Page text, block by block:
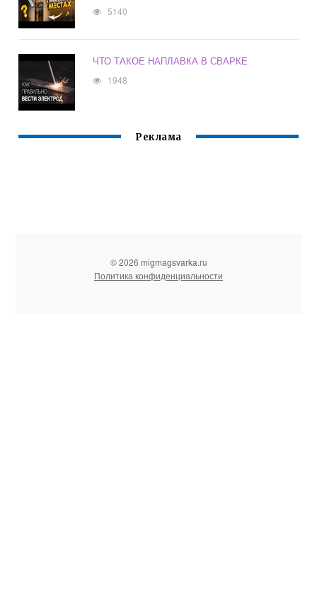
5140
ЧТО ТАКОЕ НАПЛАВКА В СВАРКЕ
1948
Реклама
© 2026 migmagsvarka.ru
Политика конфиденциальности